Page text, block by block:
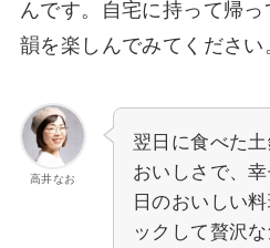
んです。自宅に持って帰
韻を楽しんでみてください
高井なお
翌日に食べた
おいしさで、
日のおいしい
ックして贅沢